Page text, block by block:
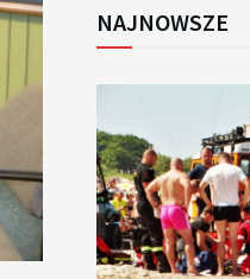
NAJNOWSZE